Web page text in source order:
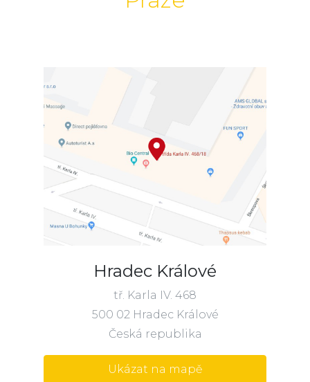
Hradec Králové
tř. Karla IV. 468
500 02 Hradec Králové
Česká republika
Ukázat na mapě